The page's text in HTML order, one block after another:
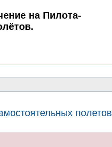
на Пилота-
полетов